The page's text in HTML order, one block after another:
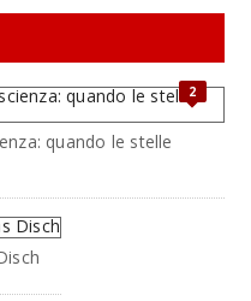
2
quando le stelle